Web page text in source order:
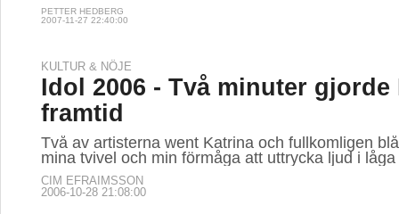
PETTER HEDBERG
2007-11-27 22:40:00
KULTUR & NÖJE
Idol 2006 - Två minuter gjorde
framtid
Två av artisterna went Katrina och fullkomligen
mina tvivel och min förmåga att uttrycka ljud i
CIM EFRAIMSSON
2006-10-28 21:08:00